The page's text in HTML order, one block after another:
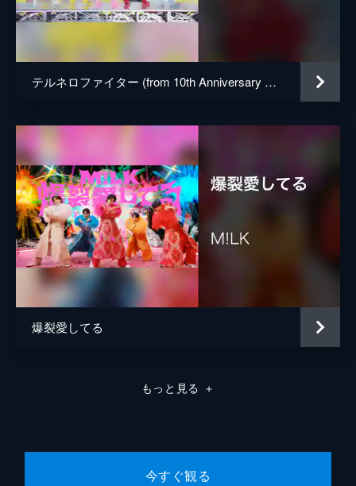
テルネロファイター (from 10th Anniversary M!LK ARENA TOUR 2024 “I CAN DRINK!” LIVE at さいたまスーパーアリーナ 2024.11.04)
爆裂愛してる
もっと見る ＋
今すぐ観る